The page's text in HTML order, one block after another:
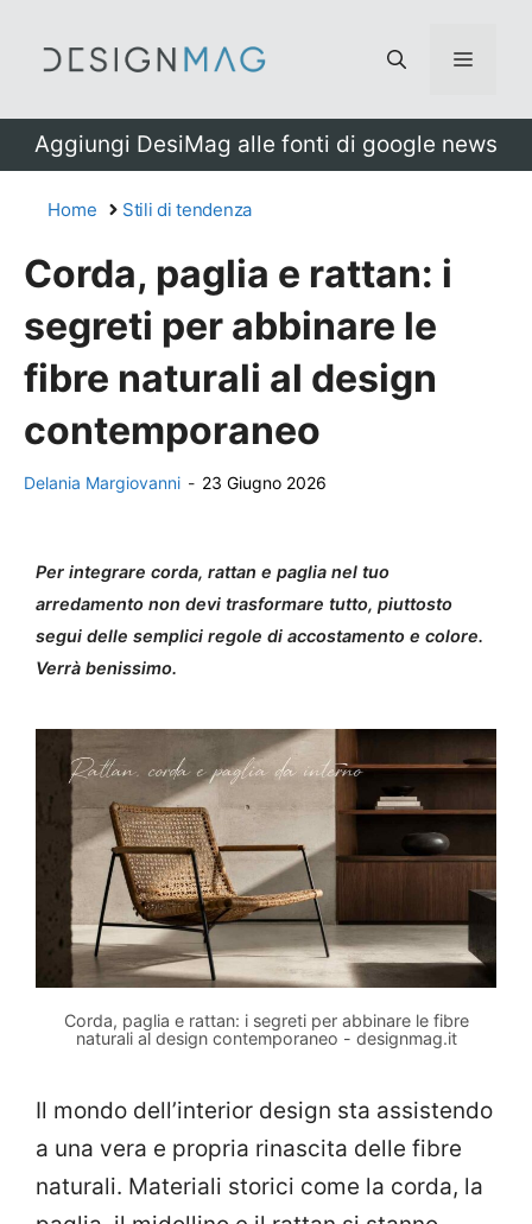
Menu
Aggiungi DesiMag alle fonti di google news
Home Stili di tendenza
Corda, paglia e rattan: i
segreti per abbinare le
fibre naturali al design
contemporaneo
Delania Margiovanni - 23 Giugno 2026
Per integrare corda, rattan e paglia nel tuo
arredamento non devi trasformare tutto, piuttosto
segui delle semplici regole di accostamento e colore.
Verrà benissimo.
Corda, paglia e rattan: i segreti per abbinare le fibre
naturali al design contemporaneo - designmag.it
Il mondo dell’interior design sta assistendo
a una vera e propria rinascita delle fibre
naturali. Materiali storici come la corda, la